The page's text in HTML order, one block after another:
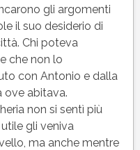
gli argomenti
il suo desiderio di
Chi poteva
che non lo
con Antonio e dalla
ove abitava.
non si sentì più
utile gli veniva
ma anche mentre